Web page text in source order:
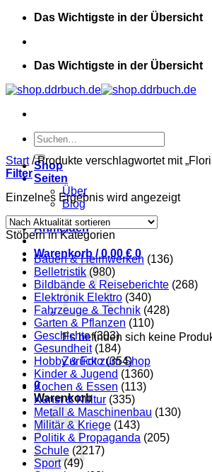
Zum
springen
Das Wichtigste in der Übersicht
Das Wichtigste in der Übersicht
Suchen
nach:
Shop
Seiten
Über
Blog
Anmelden
Warenkorb /0,00 € 0
Es befinden sich keine
Zurück zum Shop
0
Warenkorb
Start /Produkte verschlagwortet mit
Filter
Einzelnes Ergebnis wird angezeigt
Stöbern in Kategorien
Bauen & Heimwerken (136)
Belletristik (980)
Bildbände & Reiseberichte (268)
Elektronik Elektro (340)
Fahrzeuge & Technik (428)
Garten & Pflanzen (110)
Geschichte (303)
Gesundheit (184)
Hobby & Foto (354)
Kinder & Jugend (1360)
Kochen & Essen (113)
Kunst & Kultur (335)
Metall & Maschinenbau (130)
Militär & Kriege (143)
Politik & Propaganda (205)
Schule (2217)
Sport (49)